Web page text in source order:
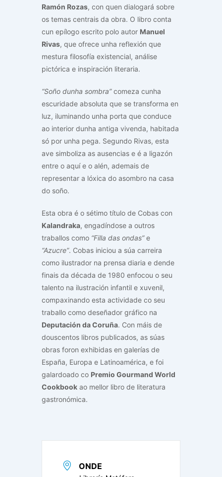
Ramón Rozas, con quen dialogará sobre
os temas centrais da obra. O libro conta
cun epílogo escrito polo autor Manuel
Rivas, que ofrece unha reflexión que
mestura filosofía existencial, análise
pictórica e inspiración literaria.
“Soño dunha sombra”comeza cunha
escuridade absoluta que se transforma en
luz, iluminando unha porta que conduce
ao interior dunha antiga vivenda, habitada
só por unha pega. Segundo Rivas, esta
ave simboliza as ausencias e é a ligazón
entre o aquí e o alén, ademais de
representar a lóxica do asombro na casa
do soño.
Esta obra é o sétimo título de Cobas con
Kalandraka, engadíndose a outros
traballos como “Filla das ondas”e
“Azucre”. Cobas iniciou a súa carreira
como ilustrador na prensa diaria e dende
finais da década de 1980 enfocou o seu
talento na ilustración infantil e xuvenil,
compaxinando esta actividade co seu
traballo como deseñador gráfico na
Deputación da Coruña. Con máis de
douscentos libros publicados, as súas
obras foron exhibidas en galerías de
España, Europa e Latinoamérica, e foi
galardoado co Premio Gourmand World
Cookbook ao mellor libro de literatura
gastronómica.
ONDE